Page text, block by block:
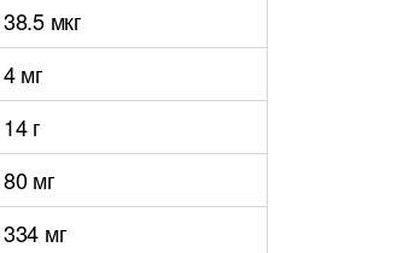
38.5 мкг
4 мг
14 г
80 мг
334 мг